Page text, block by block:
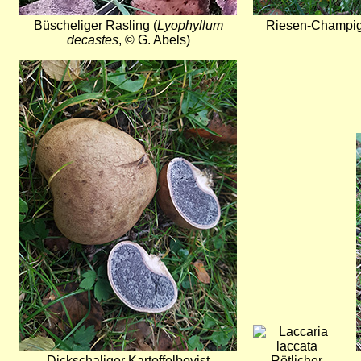
Büscheliger Rasling (Lyophyllum
decastes, © G. Abels)
Riesen-
Bild
Bild